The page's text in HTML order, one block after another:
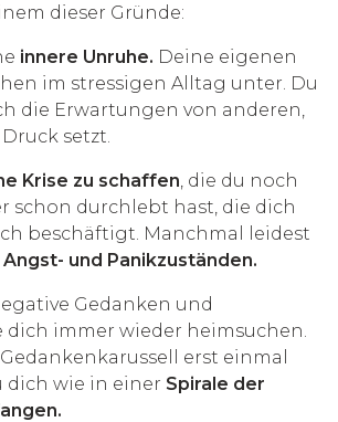
dieser Gründe:
innere Unruhe. Deine eigenen
im stressigen Alltag unter. Du
die Erwartungen von anderen,
setzt.
Krise zu schaffen , die du noch
schon durchlebt hast, die dich
beschäftigt. Manchmal leidest
Angst- und Panikzuständen.
Gedanken und
dich immer wieder heimsuchen.
erst einmal
dich wie in einer Spirale der